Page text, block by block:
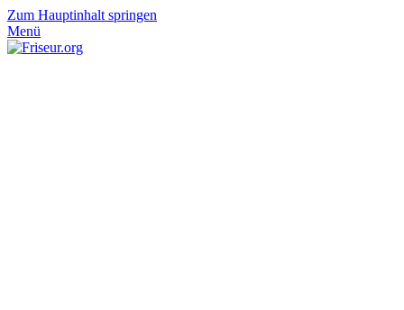
Zum Hauptinhalt springen
Menü